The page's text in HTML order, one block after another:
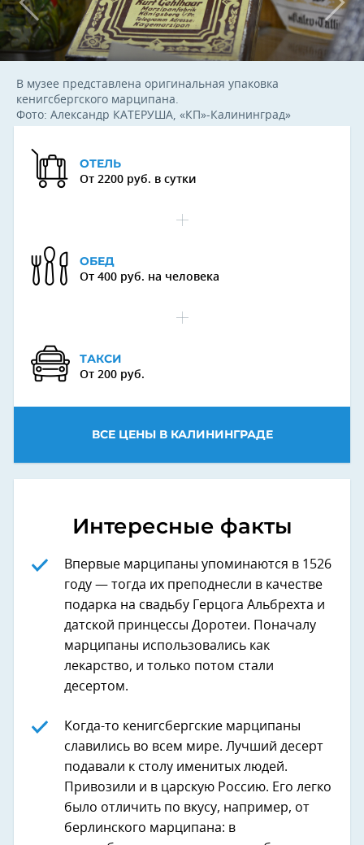
В музее представлена оригинальная упаковка
кенигсбергского марципана.
Фото: Александр КАТЕРУША, «КП»-Калининград»
ОТЕЛЬ
От 2200 руб. в сутки
ОБЕД
От 400 руб. на человека
ТАКСИ
От 200 руб.
ВСЕ ЦЕНЫ В КАЛИНИНГРАДЕ
Интересные факты
Впервые марципаны упоминаются в 1526
году — тогда их преподнесли в качестве
подарка на свадьбу Герцога Альбрехта и
датской принцессы Доротеи. Поначалу
марципаны использовались как
лекарство, и только потом стали
десертом.
Когда-то кенигсбергские марципаны
славились во всем мире. Лучший десерт
подавали к столу именитых людей.
Привозили и в царскую Россию. Его легко
было отличить по вкусу, например, от
берлинского марципана: в